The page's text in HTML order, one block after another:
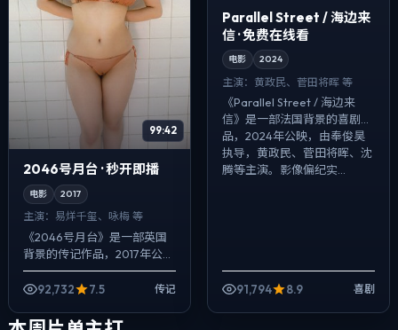
99:42
2046号月台 · 秒开即播
电影 2017
主演： 易烊千玺、咏梅 等
《2046号月台》是一部英国
背景的传记作品，2017年公
映，由刁亦男执导，易烊千
玺、咏梅、提莫西·查拉梅等主
以环境声托...
92,732 7.5 传记
Parallel Street / 海边来
信 · 免费在线看
电影 2024
主演： 黄政民、菅田将晖 等
《Parallel Street / 海边来
信》是一部法国背景的喜剧作
品，2024年公映，由奉俊昊
执导，黄政民、菅田将晖、沈
腾等主演。影像偏纪实...
91,794 8.9 喜剧